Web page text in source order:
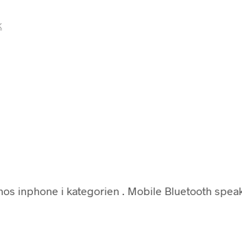
inphone i kategorien
. Mobile Bluetooth